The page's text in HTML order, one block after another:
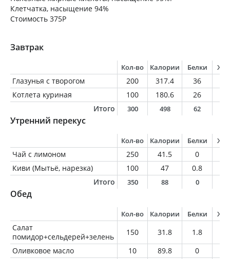
Клетчатка, насыщение 94%
Стоимость 375Р
Завтрак
Кол-во Калории Белки
Глазунья с творогом 200 317.4 36
Котлета куриная
100 180.6 26
Итого
300 498 62
Утренний перекус
Кол-во Калории Белки
Чай с лимоном 250 41.5 0
Киви (Мытьё, нарезка)
100 47 0.8
Итого
350 88 0
Обед
Кол-во Калории Белки
Салат
помидор+сельдерей+зелень
150 31.8 1.8
Оливковое масло
10 89.8 0